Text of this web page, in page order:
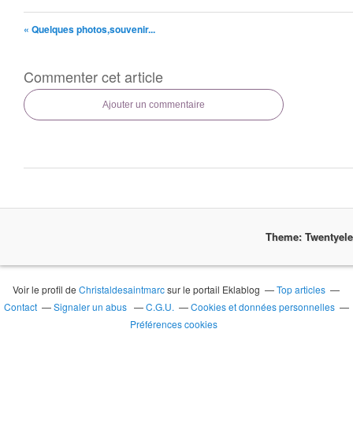
« Quelques photos,souvenir...
Commenter cet article
Ajouter un commentaire
Theme:
Voir le profil deChristaldesaintmarcsur le portail Eklablog
Top articles
Contact
Signaler un abus C.G.U.
Cookies et données personnelles
Préférences cookies